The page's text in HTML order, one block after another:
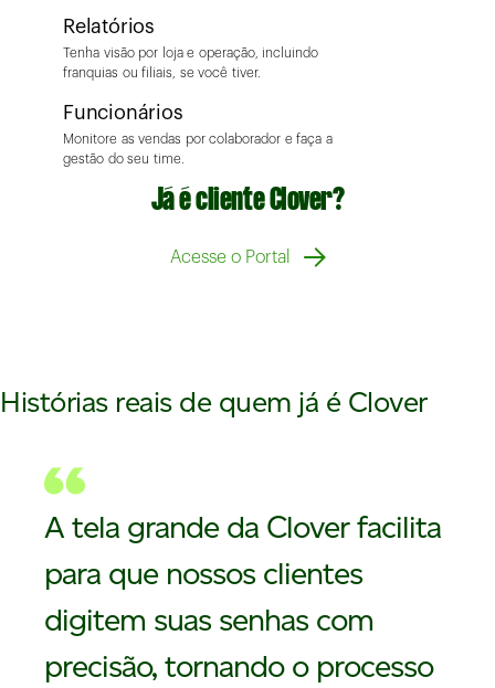
Relatórios
Tenha visão por loja e operação, incluindo
franquias ou filiais, se você tiver.
Funcionários
Monitore as vendas por colaborador e faça a
gestão do seu time.
Já é cliente Clover?
Acesse o Portal
Histórias reais de quem já é Clover
A tela grande da Clover facilita
para que nossos clientes
digitem suas senhas com
precisão, tornando o processo